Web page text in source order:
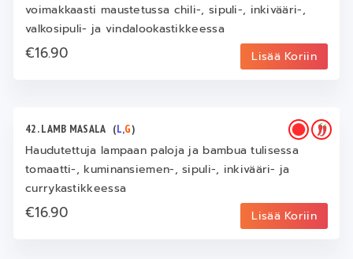
voimakkaasti maustetussa chili-, sipuli-, inkivääri-,
valkosipuli- ja vindalookastikkeessa
€16.90 Lisää Koriin
42. LAMB MASALA (L,G)
Haudutettuja lampaan paloja ja bambua tulisessa
tomaatti-, kuminansiemen-, sipuli-, inkivääri- ja
currykastikkeessa
€16.90 Lisää Koriin